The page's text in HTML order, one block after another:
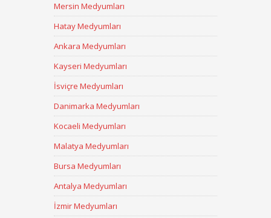
Mersin Medyumları
Hatay Medyumları
Ankara Medyumları
Kayseri Medyumları
İsviçre Medyumları
Danimarka Medyumları
Kocaeli Medyumları
Malatya Medyumları
Bursa Medyumları
Antalya Medyumları
İzmir Medyumları